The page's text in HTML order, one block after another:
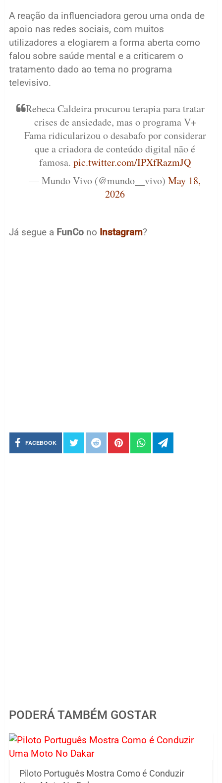
A reação da influenciadora gerou uma onda de
apoio nas redes sociais, com muitos
utilizadores a elogiarem a forma aberta como
falou sobre saúde mental e a criticarem o
tratamento dado ao tema no programa
televisivo.
Rebeca Caldeira procurou terapia para tratar
crises de ansiedade, mas o programa V+
Fama ridicularizou o desabafo por considerar
que a criadora de conteúdo digital não é
famosa.pic.twitter.com/IPXfRazmJQ
— Mundo Vivo (@mundo__vivo)May 18,
2026
Já segue a FunCono Instagram?
FACEBOOK
PODERÁ TAMBÉM GOSTAR
Piloto Português Mostra Como é Conduzir